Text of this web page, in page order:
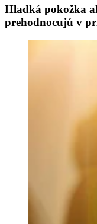
Hladká pokožka
prehodnocujú v